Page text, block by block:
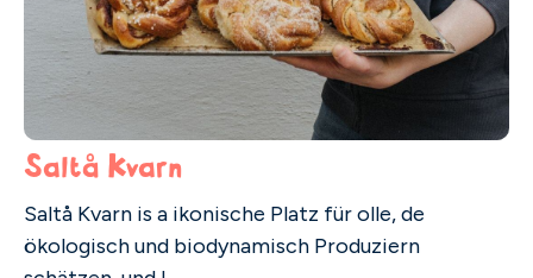
Saltå Kvarn
Saltå Kvarn is a ikonische Platz für olle, de
ökologisch und biodynamisch Produziern